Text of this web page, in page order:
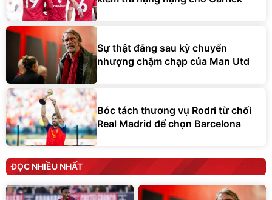
Sự thật đằng sau kỳ chuyển
nhượng chậm chạp của Man Utd
Bóc tách thương vụ Rodri từ chối
Real Madrid để chọn Barcelona
ĐỌC NHIỀU NHẤT